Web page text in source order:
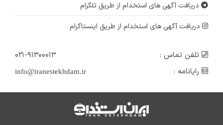
دریافت آگهی های استخدام از طریق تلگرام
دریافت آگهی های استخدام از طریق اینستاگرام
تلفن تماس :
۰۲۱-۹۱۳۰۰۰۱۳
رایانامه :
info@iranestekhdam.ir